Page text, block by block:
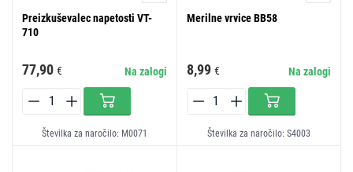
Preizkuševalec napetosti VT-
710
77,90 € Na zalogi
Številka za naročilo: M0071
Merilne vrvice BB58
8,99 € Na zalogi
Številka za naročilo: S4003